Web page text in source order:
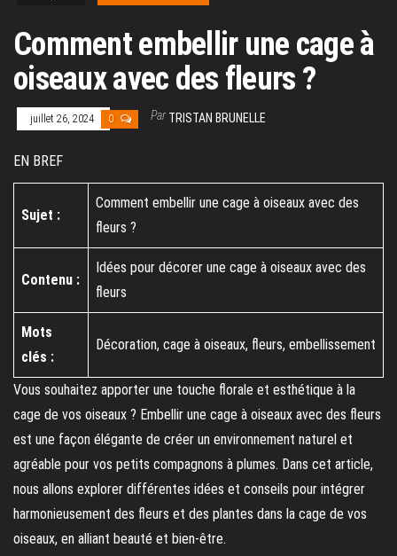
Comment embellir une cage à
oiseaux avec des fleurs ?
juillet 26, 2024 0 ParTRISTAN BRUNELLE
EN BREF
Sujet :
Comment embellir une cage à oiseaux avec des
fleurs ?
Contenu :
Idées pour décorer une cage à oiseaux avec des
fleurs
Mots
clés :
Décoration, cage à oiseaux, fleurs, embellissement
Vous souhaitez apporter une touche florale et esthétique à la
cage de vos oiseaux ? Embellir une cage à oiseaux avec des fleurs
est une façon élégante de créer un environnement naturel et
agréable pour vos petits compagnons à plumes. Dans cet article,
nous allons explorer différentes idées et conseils pour intégrer
harmonieusement des fleurs et des plantes dans la cage de vos
oiseaux, en alliant beauté et bien-être.